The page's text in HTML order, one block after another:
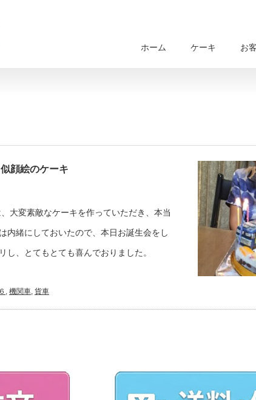
ホーム ケーキ お
顔絵のケーキ
大変素敵なケーキを作っていただき、本当
内緒にしておいたので、本日お誕生会をし
し、とてもとても喜んでおりました。
, 機関車, 貨車